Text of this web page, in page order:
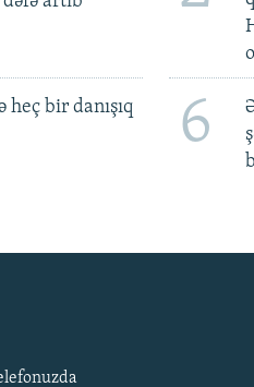
heç bir danışıq
6